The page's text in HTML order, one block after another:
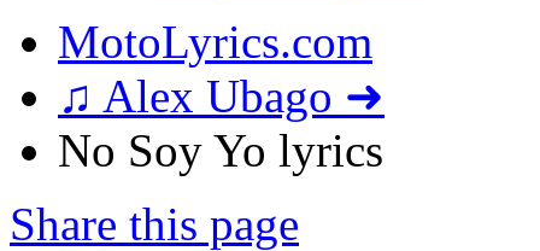
MotoLyrics.com
♫ Alex Ubago ➜
No Soy Yo lyrics
Share this page